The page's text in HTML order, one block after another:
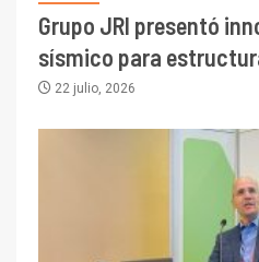
Grupo JRI presentó
sísmico para
22 julio, 2026